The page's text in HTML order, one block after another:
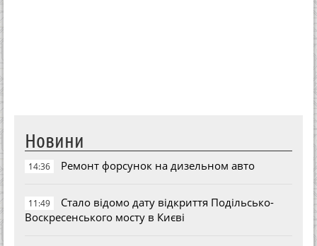
Новини
14:36 Ремонт форсунок на дизельном авто
11:49
Стало відомо дату відкриття Подільсько-
Воскресенського мосту в Києві